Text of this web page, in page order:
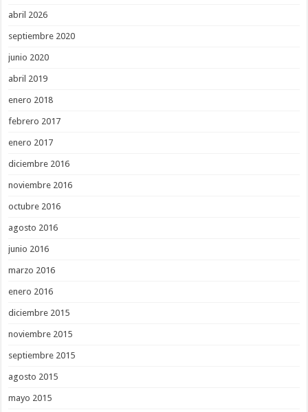
abril 2026
septiembre 2020
junio 2020
abril 2019
enero 2018
febrero 2017
enero 2017
diciembre 2016
noviembre 2016
octubre 2016
agosto 2016
junio 2016
marzo 2016
enero 2016
diciembre 2015
noviembre 2015
septiembre 2015
agosto 2015
mayo 2015